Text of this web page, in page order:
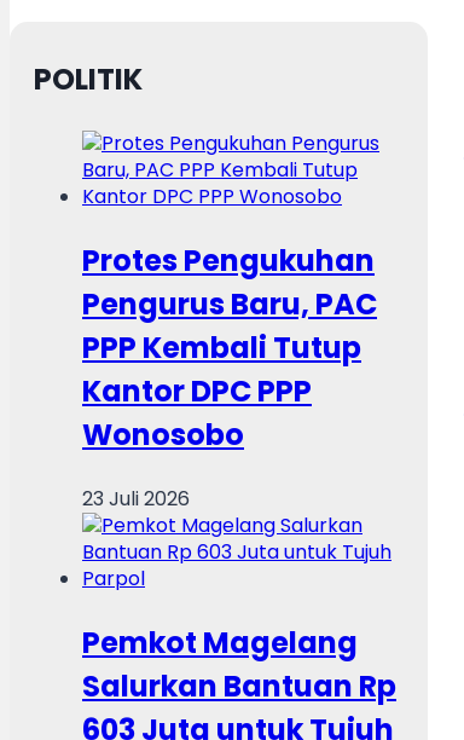
POLITIK
Protes Pengukuhan
Pengurus Baru, PAC
PPP Kembali Tutup
Kantor DPC PPP
Wonosobo
23 Juli 2026
Pemkot Magelang
Salurkan Bantuan Rp
603 Juta untuk Tujuh